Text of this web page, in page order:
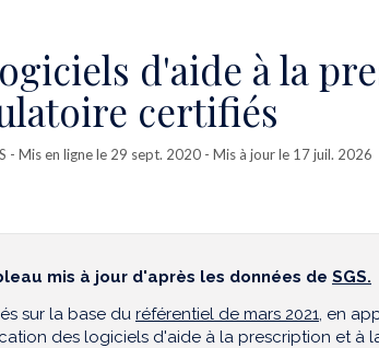
d'aide à la
certifiés
- Mis en ligne le 29 sept. 2020 - Mis à jour le 17 juil. 2026
mis à jour d'après les données de SGS.
sur la base du référentiel de mars 2021, en
des logiciels d'aide à la prescription et à